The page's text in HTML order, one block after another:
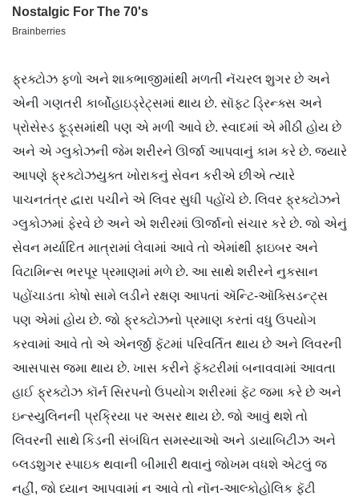
ફ્રક્ટોઝ ફળો અને શાકભાજીમાંથી મળતી નૅચરલ શુગર છે અને
એની ગણતરી કાર્બોહાઇડ્રેટ્સમાં થાય છે. સૉફ્ટ ડ્રિન્ક્સ અને
પ્રોસેસ્ડ ફૂડ્સમાંથી પણ એ મળી આવે છે. સ્વાદમાં એ મીઠી હોય છે
અને એ ગ્લુકોઝની જેમ શરીરને ઊર્જા આપવાનું કામ કરે છે. જ્યારે
આપણે ફ્રક્ટોઝયુક્ત ખોરાકનું સેવન કરીએ છીએ ત્યારે
પાચનતંત્ર દ્વારા પચીને એ લિવર સુધી પહોંચે છે. લિવર ફ્રક્ટોઝને
ગ્લુકોઝમાં ફેરવે છે અને એ શરીરમાં ઊર્જાનો સંચાર કરે છે. જો એનું
સેવન મર્યાદિત માત્રામાં લેવામાં આવે તો એમાંથી ફાઇબર અને
વિટામિન્સ ભરપૂર પ્રમાણમાં મળે છે. આ સાથે શરીરને નુકસાન
પહોંચાડતા કોષો સામે લડીને રક્ષણ આપતાં ઍન્ટિ-ઑક્સિડન્ટ્સ
પણ એમાં હોય છે. જો ફ્રક્ટોઝનો પ્રમાણ કરતાં વધુ ઉપયોગ
કરવામાં આવે તો એ એનર્જી ફૅટમાં પરિવર્તિત થાય છે અને લિવરની
આસપાસ જમા થાય છે. ખાસ કરીને ફૅક્ટરીમાં બનાવવામાં આવતા
હાઈ ફ્રક્ટોઝ કૉર્ન સિરપનો ઉપયોગ શરીરમાં ફૅટ જમા કરે છે અને
ઇન્સ્યુલિનની પ્રક્રિયા પર અસર થાય છે. જો આવું થશે તો
લિવરની સાથે કિડની સંબંધિત સમસ્યાઓ અને ડાયાબિટીઝ અને
બ્લડશુગર સ્પાઇક થવાની બીમારી થવાનું જોખમ વધશે એટલું જ
નહીં, જો ધ્યાન આપવામાં ન આવે તો નૉન-આલ્કોહોલિક ફૅટી